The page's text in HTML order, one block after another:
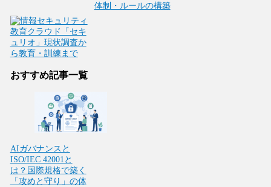
体制・ルールの構築
おすすめ記事一覧
AIガバナンスと
ISO/IEC 42001と
は？国際規格で築く
「攻めと守り」の体